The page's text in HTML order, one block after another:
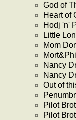
God of
Heart of
Hodj 'n'
Little
Mom
Nancy
Nancy
Out of
Pilot
Pilot